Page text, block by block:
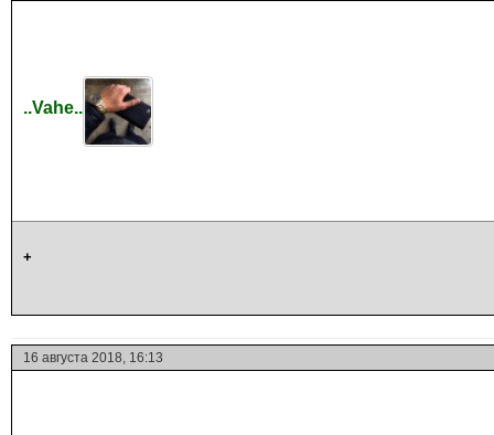
..Vahe..
+
16 августа 2018, 16:13